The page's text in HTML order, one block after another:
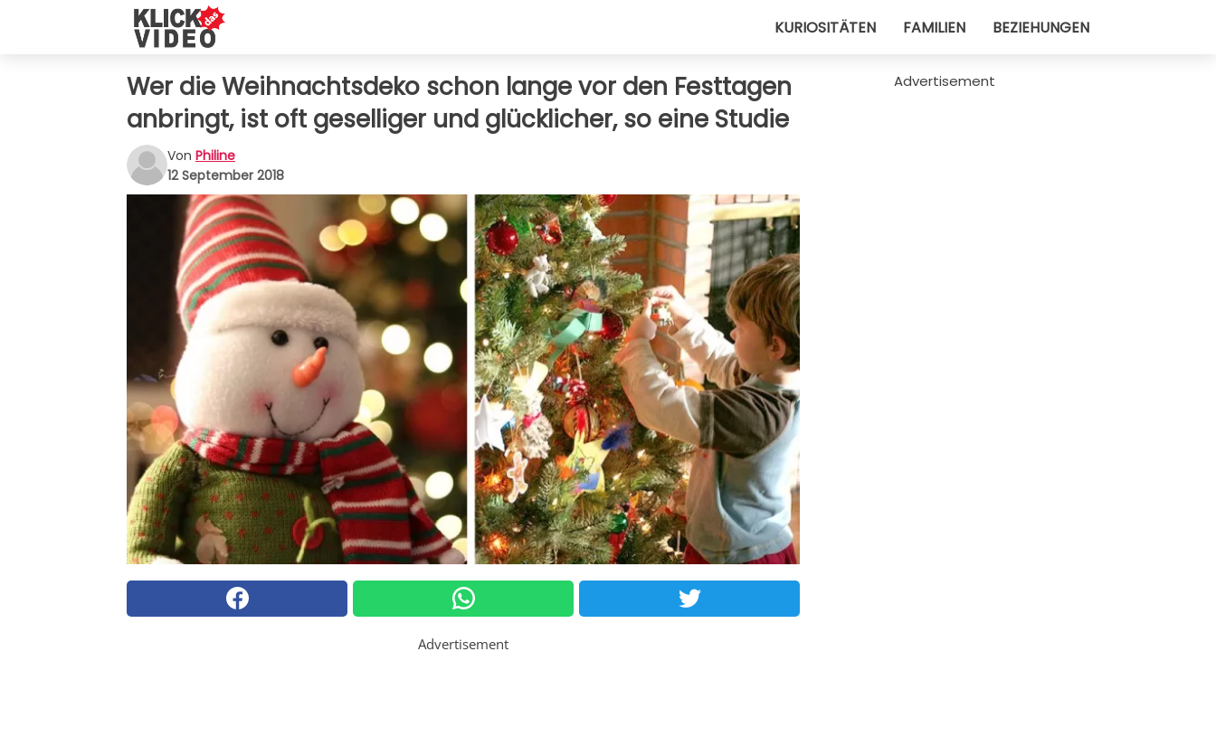
KURIOSITÄTEN FAMILIEN BEZIEHUNGEN
Wer die Weihnachtsdeko schon lange vor den Festtagen
anbringt, ist oft geselliger und glücklicher, so eine Studie
Von Philine
12 September 2018
Advertisement
Advertisement